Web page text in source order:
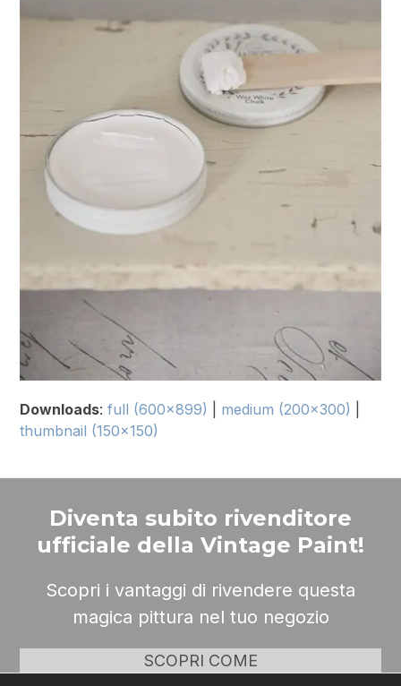
Downloads:full (600x899) medium (200x300)
thumbnail (150x150)
Diventa subito rivenditore
ufficiale della Vintage Paint!
Scopri i vantaggi di rivendere questa
magica pittura nel tuo negozio
SCOPRI COME